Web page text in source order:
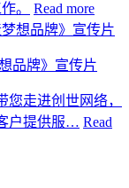
。
Read more
品牌》宣传片
走进创世网络，
户提供服… Read